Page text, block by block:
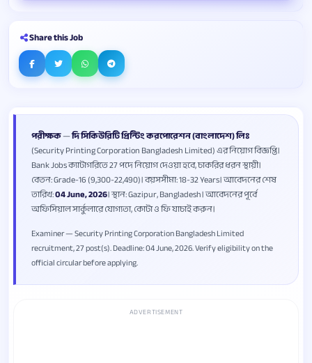
পরীক্ষক—দি সিকিউরিটি প্রিন্টিং করপোরেশন (বাংলাদেশ) লিঃ
(Security Printing Corporation Bangladesh Limited) এর নিয়োগ বিজ্ঞপ্তি।
Bank Jobs ক্যাটাগরিতে 27 পদে নিয়োগ দেওয়া হবে, চাকরির ধরন স্থায়ী।
বেতন: Grade-16 (9,300-22,490)। বয়সসীমা: 18-32 Years। আবেদনের শেষ
তারিখ:04 June, 2026। স্থান: Gazipur, Bangladesh। আবেদনের পূর্বে
অফিসিয়াল সার্কুলারে যোগ্যতা, কোটা ও ফি যাচাই করুন।
Examiner — Security Printing Corporation Bangladesh Limited
recruitment, 27 post(s). Deadline: 04 June, 2026. Verify eligibility on the
official circular before applying.
ADVERTISEMENT
Share this Job